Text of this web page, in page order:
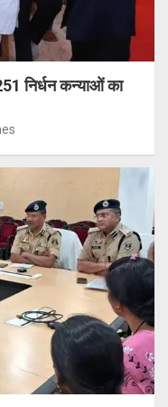
निर्धन कन्याओं का